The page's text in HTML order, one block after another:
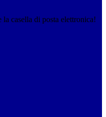
casella di posta elettronica!